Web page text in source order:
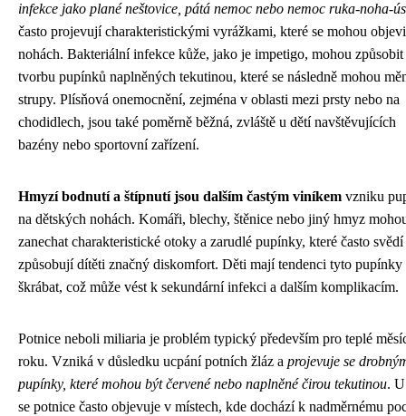
infekce jako plané neštovice, pátá nemoc nebo nemoc ruka-noha-
často projevují charakteristickými vyrážkami, které se mohou
nohách. Bakteriální infekce kůže, jako je impetigo, mohou způsobit
tvorbu pupínků naplněných tekutinou, které se následně mohou
strupy. Plísňová onemocnění, zejména v oblasti mezi prsty nebo na
chodidlech, jsou také poměrně běžná, zvláště u dětí navštěvujících
bazény nebo sportovní zařízení.
Hmyzí bodnutí a štípnutí jsou dalším častým viníkem vzniku
na dětských nohách. Komáři, blechy, štěnice nebo jiný hmyz
zanechat charakteristické otoky a zarudlé pupínky, které často svědí
způsobují dítěti značný diskomfort. Děti mají tendenci tyto pupínky
škrábat, což může vést k sekundární infekci a dalším komplikacím.
Potnice neboli miliaria je problém typický především pro teplé
roku. Vzniká v důsledku ucpání potních žláz a projevuje se
pupínky, které mohou být červené nebo naplněné čirou tekutinou.
se potnice často objevuje v místech, kde dochází k nadměrnému